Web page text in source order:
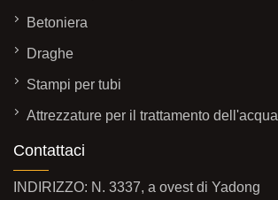
Betoniera
Draghe
Stampi per tubi
Attrezzature per il trattamento dell'acqua
Contattaci
INDIRIZZO: N. 3337, a ovest di Yadong